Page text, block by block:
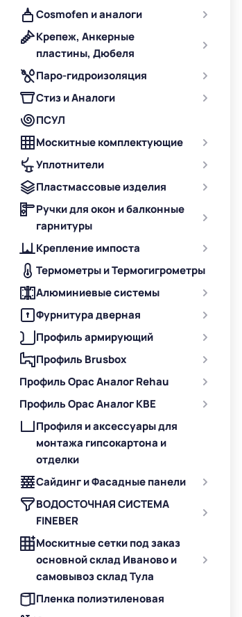
Cosmofen и аналоги
Крепеж, Анкерные
пластины, Дюбеля
Паро-гидроизоляция
Стиз и Аналоги
ПСУЛ
Москитные комплектующие
Уплотнители
Пластмассовые изделия
Ручки для окон и балконные
гарнитуры
Крепление импоста
Термометры и Термогигрометры
Алюминиевые системы
Фурнитура дверная
Профиль армирующий
Профиль Brusbox
Профиль Орас Аналог Rehau
Профиль Орас Аналог KBE
Профиля и аксессуары для
монтажа гипсокартона и
отделки
Сайдинг и Фасадные панели
ВОДОСТОЧНАЯ СИСТЕМА
FINEBER
Москитные сетки под заказ
основной склад Иваново и
самовывоз склад Тула
Пленка полиэтиленовая